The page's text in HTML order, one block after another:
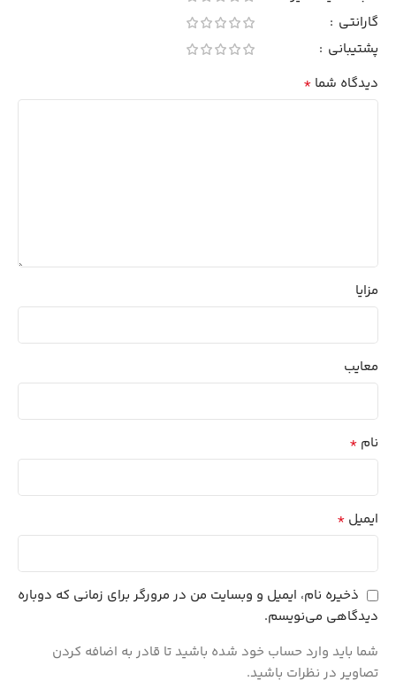
گارانتی
پشتیبانی
دیدگاه شما *
مزایا
معایب
نام *
ایمیل *
ذخیره نام، ایمیل و وبسایت من در مرورگر برای زمانی که دوباره
دیدگاهی می‌نویسم.
شما باید وارد حساب خود شده باشید تا قادر به اضافه کردن
تصاویر در نظرات باشید.